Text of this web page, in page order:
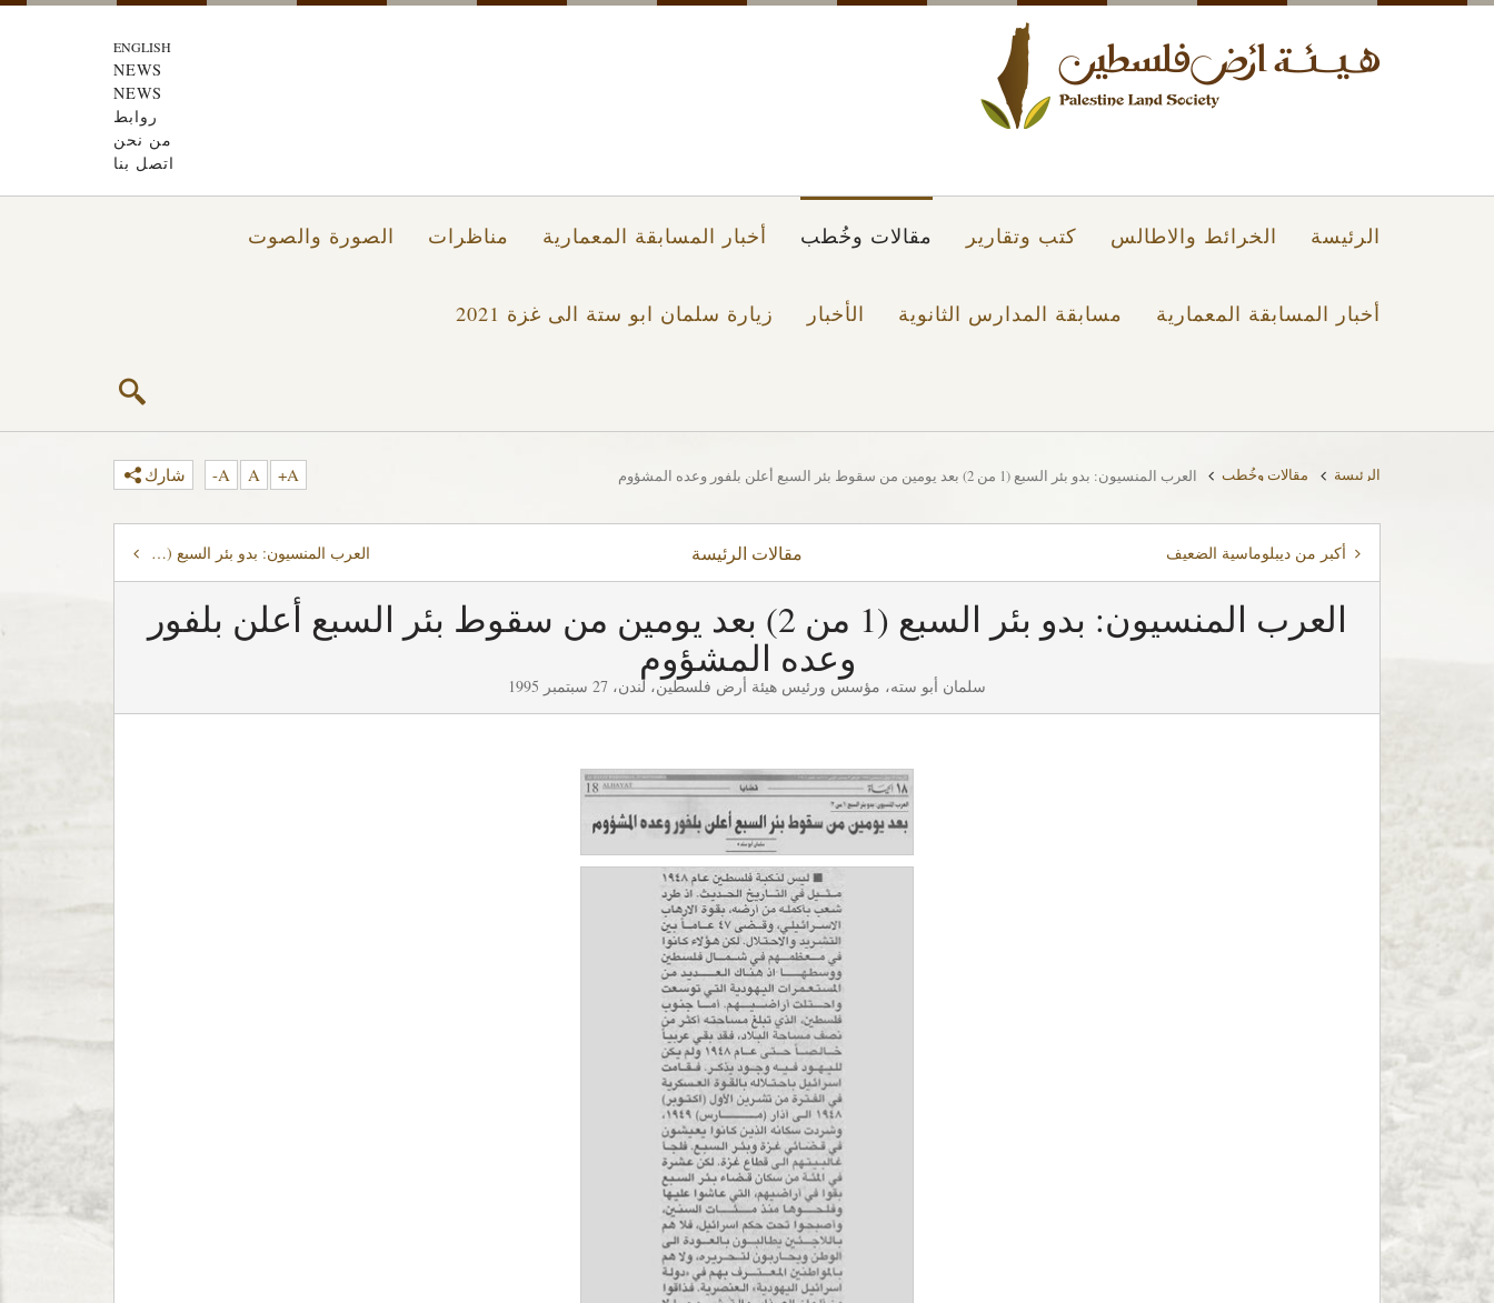
ENGLISH
NEWS
NEWS
روابط
من نحن
اتصل بنا
الرئيسة الخرائط والاطالس كتب وتقارير مقالات وخُطب أخبار المسابقة المعمارية مناظرات الصورة والصوت
أخبار المسابقة المعمارية مسابقة المدارس الثانوية الأخبار زيارة سلمان ابو ستة الى غزة 2021
الرئيسة مقالات وخُطب العرب المنسيون: بدو بئر السبع (1 من 2) بعد يومين من سقوط بئر السبع أعلن بلفور وعده المشؤوم A+
A
A- شارك
أكبر من ديبلوماسية الضعيف مقالات الرئيسة العرب المنسيون: بدو بئر السبع (2 من 2) فرضت إسرائيل الأحكام العرفية في النقب إلى العام 1966 وأعلنت كل الأراضي أملاكاً للدولة
العرب المنسيون: بدو بئر السبع (1 من 2) بعد يومين من سقوط بئر السبع أعلن بلفور
وعده المشؤوم
سلمان أبو سته، مؤسس ورئيس هيئة أرض فلسطين، لندن، 27 سبتمبر 1995